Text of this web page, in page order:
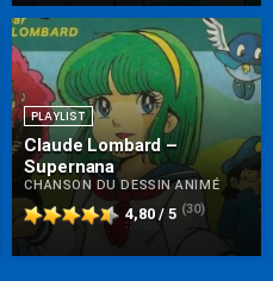
PLAYLIST
Claude Lombard –
Supernana
CHANSON DU DESSIN ANIMÉ
4,80 / 5 (30)